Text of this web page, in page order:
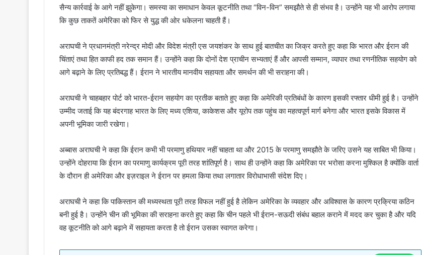
सैन्य कार्रवाई के आगे नहीं झुकेगा। समस्या का समाधान केवल कूटनीति तथा “विन-विन” समझौते से ही संभव है। उन्होंने यह भी आरोप लगाया
कि कुछ ताकतें अमेरिका को फिर से युद्ध की ओर धकेलना चाहती हैं।
अराघची ने प्रधानमंत्री नरेन्द्र मोदी और विदेश मंत्री एस जयशंकर के साथ हुई बातचीत का जिक्र करते हुए कहा कि भारत और ईरान की
चिंताएं तथा हित काफी हद तक समान हैं। उन्होंने कहा कि दोनों देश प्राचीन सभ्यताएं हैं और आपसी सम्मान, व्यापार तथा रणनीतिक सहयोग को
आगे बढ़ाने के लिए प्रतिबद्ध हैं। ईरान ने भारतीय मानवीय सहायता और समर्थन की भी सराहना की।
अराघची ने चाहबहार पोर्ट को भारत-ईरान सहयोग का प्रतीक बताते हुए कहा कि अमेरिकी प्रतिबंधों के कारण इसकी रफ्तार धीमी हुई है। उन्होंने
उम्मीद जताई कि यह बंदरगाह भारत के लिए मध्य एशिया, काकेशस और यूरोप तक पहुंच का महत्वपूर्ण मार्ग बनेगा और भारत इसके विकास में
अपनी भूमिका जारी रखेगा।
अब्बास अराघची ने कहा कि ईरान कभी भी परमाणु हथियार नहीं चाहता था और 2015 के परमाणु समझौते के जरिए उसने यह साबित भी किया।
उन्होंने दोहराया कि ईरान का परमाणु कार्यक्रम पूरी तरह शांतिपूर्ण है। साथ ही उन्होंने कहा कि अमेरिका पर भरोसा करना मुश्किल है क्योंकि वार्ता
के दौरान ही अमेरिका और इज़राइल ने ईरान पर हमला किया तथा लगातार विरोधाभासी संदेश दिए।
अराघची ने कहा कि पाकिस्तान की मध्यस्थता पूरी तरह विफल नहीं हुई है लेकिन अमेरिका के व्यवहार और अविश्वास के कारण प्रक्रिया कठिन
बनी हुई है। उन्होंने चीन की भूमिका की सराहना करते हुए कहा कि चीन पहले भी ईरान-सऊदी संबंध बहाल कराने में मदद कर चुका है और यदि
वह कूटनीति को आगे बढ़ाने में सहायता करता है तो ईरान उसका स्वागत करेगा।